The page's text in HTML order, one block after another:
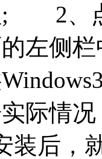
; 2、
左侧
际情
后，就